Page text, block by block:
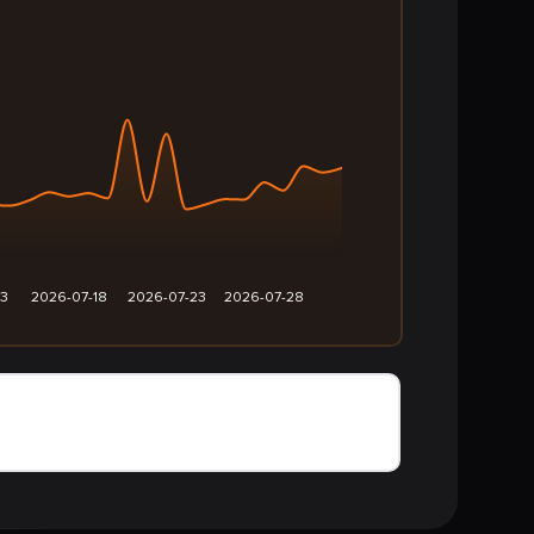
2026-07-18 2026-07-23 2026-07-28